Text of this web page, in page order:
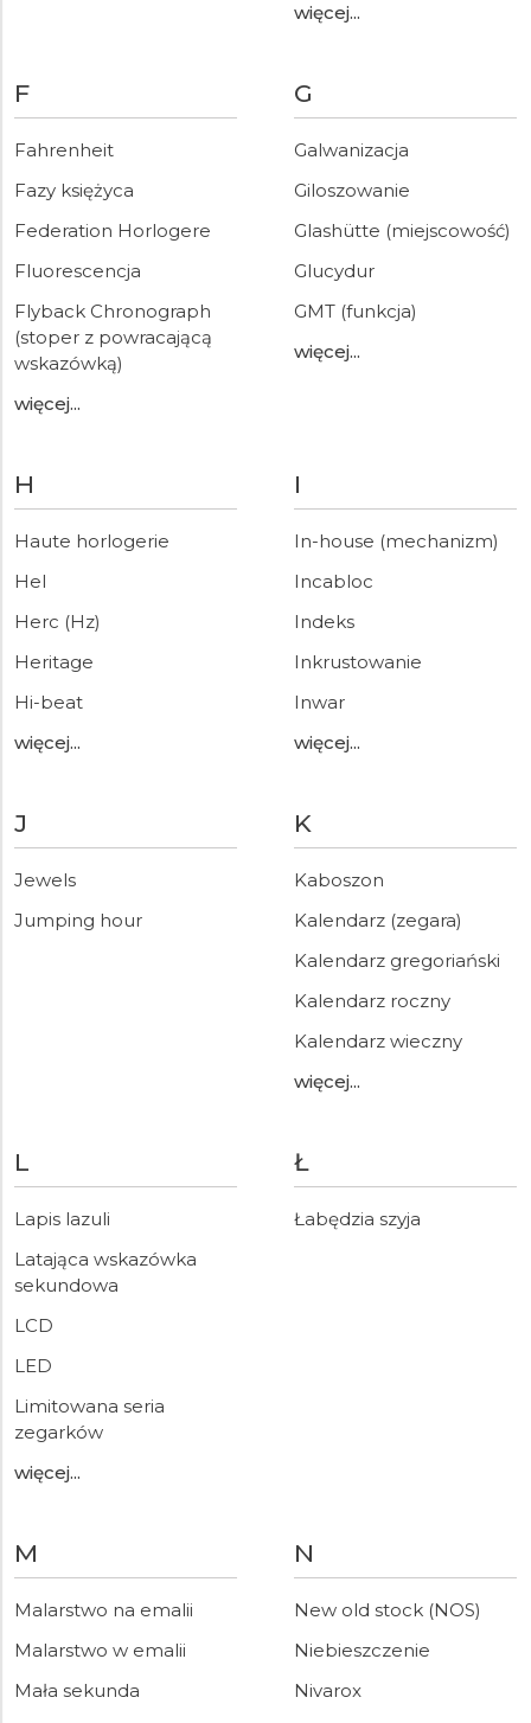
więcej...
F
Fahrenheit
Fazy księżyca
Federation Horlogere
Fluorescencja
Flyback Chronograph
(stoper z powracającą
wskazówką)
więcej...
G
Galwanizacja
Giloszowanie
Glashütte (miejscowość)
Glucydur
GMT (funkcja)
więcej...
H
Haute horlogerie
Hel
Herc (Hz)
Heritage
Hi-beat
więcej...
I
In-house (mechanizm)
Incabloc
Indeks
Inkrustowanie
Inwar
więcej...
J
Jewels
Jumping hour
K
Kaboszon
Kalendarz (zegara)
Kalendarz gregoriański
Kalendarz roczny
Kalendarz wieczny
więcej...
L
Lapis lazuli
Latająca wskazówka
sekundowa
LCD
LED
Limitowana seria
zegarków
więcej...
Ł
Łabędzia szyja
M
Malarstwo na emalii
Malarstwo w emalii
Mała sekunda
N
New old stock (NOS)
Niebieszczenie
Nivarox